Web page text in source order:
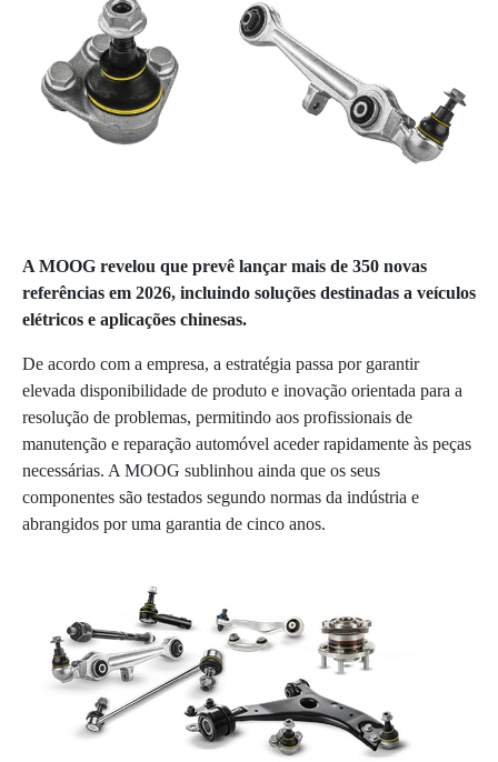
A MOOG revelou que prevê lançar mais de 350 novas
referências em 2026, incluindo soluções destinadas a veículos
elétricos e aplicações chinesas.
De acordo com a empresa, a estratégia passa por garantir
elevada disponibilidade de produto e inovação orientada para a
resolução de problemas, permitindo aos profissionais de
manutenção e reparação automóvel aceder rapidamente às peças
necessárias. A MOOG sublinhou ainda que os seus
componentes são testados segundo normas da indústria e
abrangidos por uma garantia de cinco anos.